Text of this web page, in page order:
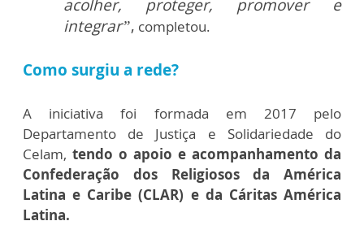
acolher, proteger, promover e
integrar”, completou.
Como surgiu a rede?
A iniciativa foi formada em 2017 pelo
Departamento de Justiça e Solidariedade do
Celam, tendo o apoio e acompanhamento da
Confederação dos Religiosos da América
Latina e Caribe (CLAR) e da Cáritas América
Latina.